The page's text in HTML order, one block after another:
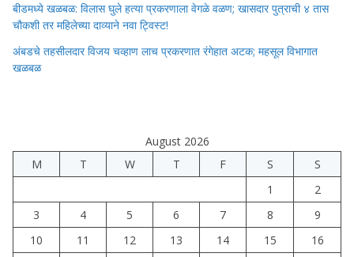
बीडमध्ये खळबळ: विलास घुले हत्या प्रकरणाला वेगळे वळण; खासदार पुत्राची ४ तास
चौकशी तर महिलेच्या दाव्याने नवा ट्विस्ट!
अंबडचे तहसीलदार विजय चव्हाण लाच प्रकरणात रंगेहात अटक; महसूल विभागात
खळबळ
August 2026
M
T W T F S
S
1
2
3
4 5 6 7 8
9
10
11 12 13 14 15
16